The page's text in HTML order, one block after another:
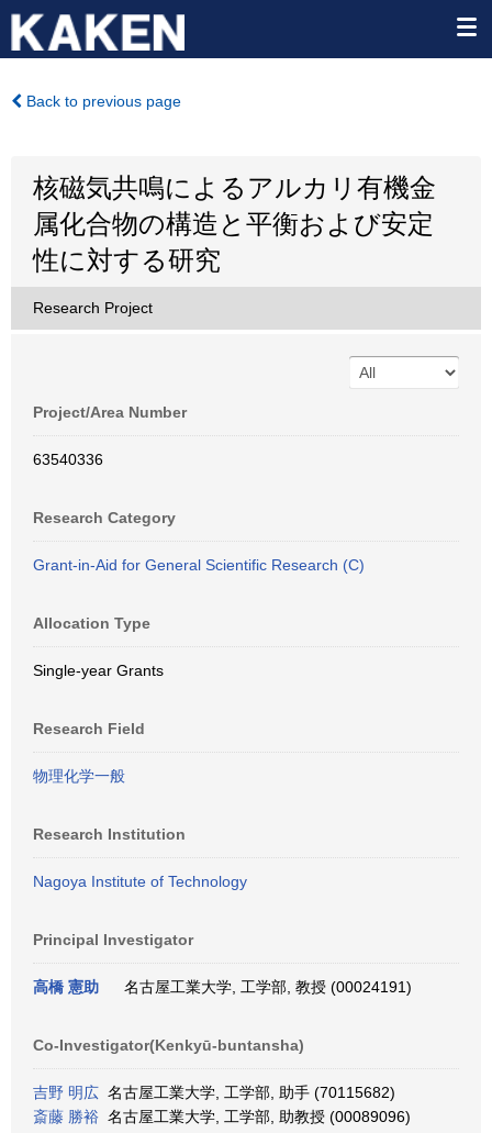
Back to previous page
核磁気共鳴によるアルカリ有機金
属化合物の構造と平衡および安定
性に対する研究
Research Project
Project/Area Number
63540336
Research Category
Grant-in-Aid for General Scientific Research (C)
Allocation Type
Single-year Grants
Research Field
物理化学一般
Research Institution
Nagoya Institute of Technology
Principal Investigator
高橋 憲助 名古屋工業大学, 工学部, 教授 (00024191)
Co-Investigator(Kenkyū-buntansha)
吉野 明広 名古屋工業大学, 工学部, 助手 (70115682)
斎藤 勝裕 名古屋工業大学, 工学部, 助教授 (00089096)